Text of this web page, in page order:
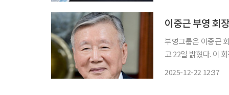
이중근 부영 회
부영그룹은 이중근
고 22일 밝혔다. 이 회장은 전날 방영된 KBS1TV '일요진단 라이브'에서 “영구임대주택이
2025-12-22 12:37